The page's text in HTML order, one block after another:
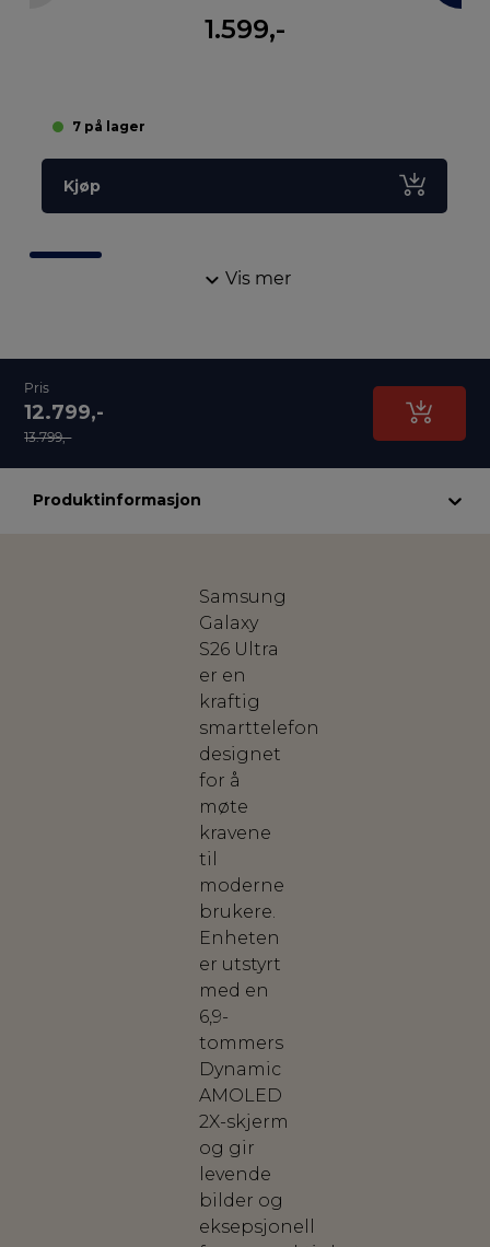
1.599,-
7 på lager
Kjøp
Vis mer
Pris
12.799,-
13.799,-
Produktinformasjon
Samsung
Galaxy
S26 Ultra
er en
kraftig
smarttelefon
designet
for å
møte
kravene
til
moderne
brukere.
Enheten
er utstyrt
med en
6,9-
tommers
Dynamic
AMOLED
2X-skjerm
og gir
levende
bilder og
eksepsjonell